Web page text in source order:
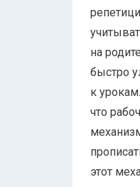
на
быстро
к
что
этот